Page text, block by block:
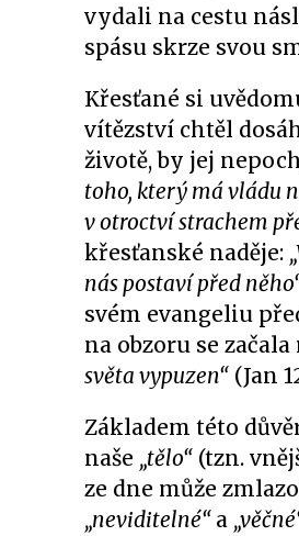
vydali na cestu
spásu skrze svou
Křesťané si
vítězství chtěl
životě, by jej
toho, který má vládu
v otroctví strachem
křesťanské naděje:
nás postaví před
svém evangeliu
na obzoru se
světa vypuzen“ (Jan
Základem této
naše „tělo“ (tzn.
ze dne může
„neviditelné“ a